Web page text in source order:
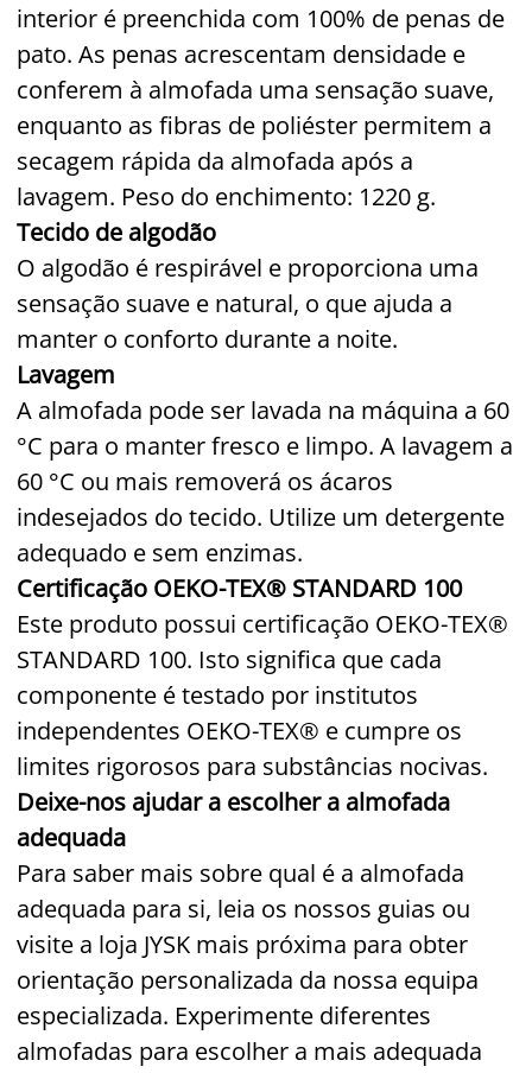
interior é preenchida com 100% de penas de
pato. As penas acrescentam densidade e
conferem à almofada uma sensação suave,
enquanto as fibras de poliéster permitem a
secagem rápida da almofada após a
lavagem. Peso do enchimento: 1220 g.
Tecido de algodão
O algodão é respirável e proporciona uma
sensação suave e natural, o que ajuda a
manter o conforto durante a noite.
Lavagem
A almofada pode ser lavada na máquina a 60
°C para o manter fresco e limpo. A lavagem a
60 °C ou mais removerá os ácaros
indesejados do tecido. Utilize um detergente
adequado e sem enzimas.
Certificação OEKO-TEX® STANDARD 100
Este produto possui certificação OEKO-TEX®
STANDARD 100. Isto significa que cada
componente é testado por institutos
independentes OEKO-TEX® e cumpre os
limites rigorosos para substâncias nocivas.
Deixe-nos ajudar a escolher a almofada
adequada
Para saber mais sobre qual é a almofada
adequada para si, leia os nossos guias ou
visite a loja JYSK mais próxima para obter
orientação personalizada da nossa equipa
especializada. Experimente diferentes
almofadas para escolher a mais adequada